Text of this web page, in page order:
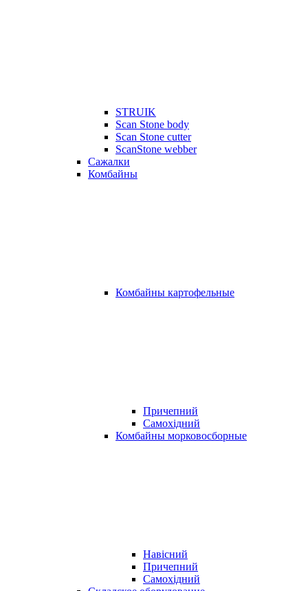
STRUIK
Scan Stone body
Scan Stone cutter
ScanStone webber
Сажалки
Комбайны
Комбайны картофельные
Причепний
Самохідний
Комбайны морковосборные
Навісний
Причепний
Самохідний